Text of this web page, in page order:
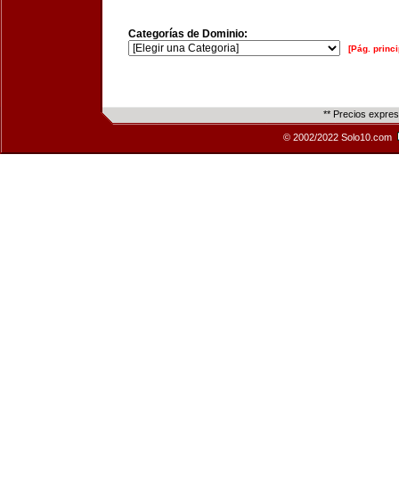
Categorías de Dominio:
[Pág.
** Precios
© 2002/2022 Solo10.com